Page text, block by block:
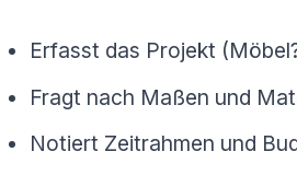
Erfasst das Projekt
Fragt nach Maßen und
Notiert Zeitrahmen und